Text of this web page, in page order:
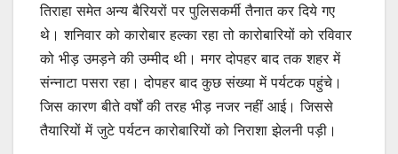
तिराहा समेत अन्य बैरियरों पर पुलिसकर्मी तैनात कर दिये गए
थे। शनिवार को कारोबार हल्का रहा तो कारोबारियों को रविवार
को भीड़ उमड़ने की उम्मीद थी। मगर दोपहर बाद तक शहर में
संन्नाटा पसरा रहा। दोपहर बाद कुछ संख्या में पर्यटक पहुंचे।
जिस कारण बीते वर्षों की तरह भीड़ नजर नहीं आई। जिससे
तैयारियों में जुटे पर्यटन कारोबारियों को निराशा झेलनी पड़ी।